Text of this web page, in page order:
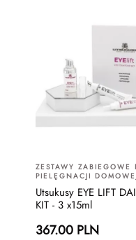
ZESTAWY ZABIEGOWE
PIELĘGNACJI
Utsukusy EYE LIFT
KIT - 3 x15ml
367.00 PLN